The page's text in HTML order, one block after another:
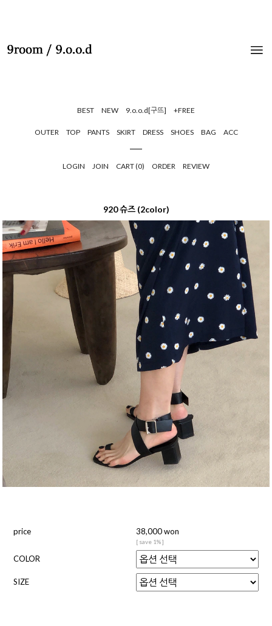
BEST NEW 9.o.o.d[구뜨] +FREE
OUTER TOP PANTS SKIRT DRESS SHOES BAG ACC
LOGIN JOIN CART (0) ORDER REVIEW
920 슈즈 (2color)
price 38,000 won
[ save 1% ]
COLOR
SIZE